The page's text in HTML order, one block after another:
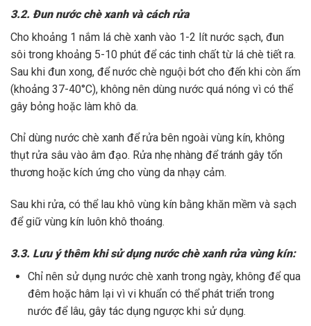
3.2. Đun nước chè xanh và cách rửa
Cho khoảng 1 nắm lá chè xanh vào 1-2 lít nước sạch, đun
sôi trong khoảng 5-10 phút để các tinh chất từ lá chè tiết ra.
Sau khi đun xong, để nước chè nguội bớt cho đến khi còn ấm
(khoảng 37-40°C), không nên dùng nước quá nóng vì có thể
gây bỏng hoặc làm khô da.
Chỉ dùng nước chè xanh để rửa bên ngoài vùng kín, không
thụt rửa sâu vào âm đạo. Rửa nhẹ nhàng để tránh gây tổn
thương hoặc kích ứng cho vùng da nhạy cảm.
Sau khi rửa, có thể lau khô vùng kín bằng khăn mềm và sạch
để giữ vùng kín luôn khô thoáng.
3.3. Lưu ý thêm khi sử dụng nước chè xanh rửa vùng kín:
Chỉ nên sử dụng nước chè xanh trong ngày, không để qua
đêm hoặc hâm lại vì vi khuẩn có thể phát triển trong
nước để lâu, gây tác dụng ngược khi sử dụng.